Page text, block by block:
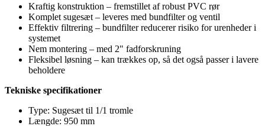
Kraftig konstruktion – fremstillet af robust PVC rør
Komplet sugesæt – leveres med bundfilter og ventil
Effektiv filtrering – bundfilter reducerer risiko for urenheder i
systemet
Nem montering – med 2" fadforskruning
Fleksibel løsning – kan trækkes op, så det også passer i lavere
beholdere
Tekniske specifikationer
Type: Sugesæt til 1/1 tromle
Længde: 950 mm